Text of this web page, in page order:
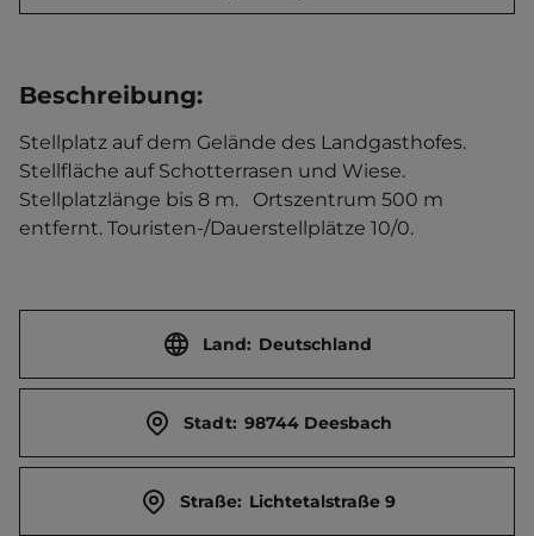
Beschreibung:
Stellplatz auf dem Gelände des Landgasthofes.
Stellfläche auf Schotterrasen und Wiese.
Stellplatzlänge bis 8 m.   Ortszentrum 500 m
entfernt. Touristen-/Dauerstellplätze 10/0.
Land: Deutschland
Stadt: 98744 Deesbach
Straße: Lichtetalstraße 9